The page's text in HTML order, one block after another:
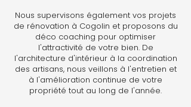
Nous supervisons également vos projets
de rénovation à Cogolin et proposons du
déco coaching pour optimiser
l'attractivité de votre bien. De
l'architecture d'intérieur à la coordination
des artisans, nous veillons à l'entretien et
à l'amélioration continue de votre
propriété tout au long de l'année.